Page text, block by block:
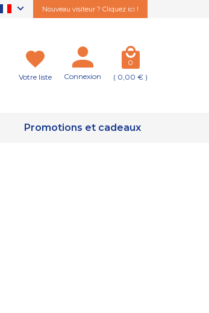
Nouveau visiteur ? Cliquez ici !
Votre liste Connexion
0
( 0,00 € )
Promotions et cadeaux